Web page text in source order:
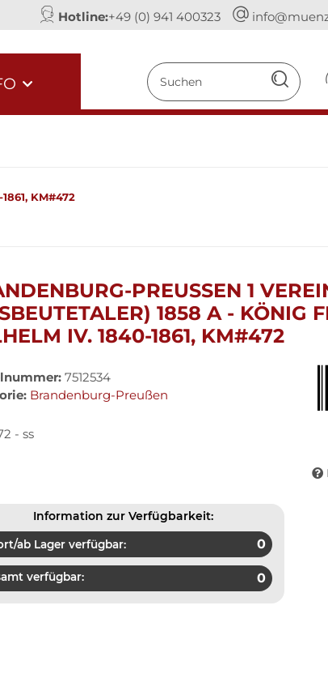
Hotline:+49 (0) 941 400323
KM#472
PREUSSEN 1
1858 A - KÖNIG
IV. 1840-1861, KM#472
7512534
Brandenburg-Preußen
- ss
Information zur Verfügbarkeit:
ab Lager verfügbar: 0
verfügbar: 0